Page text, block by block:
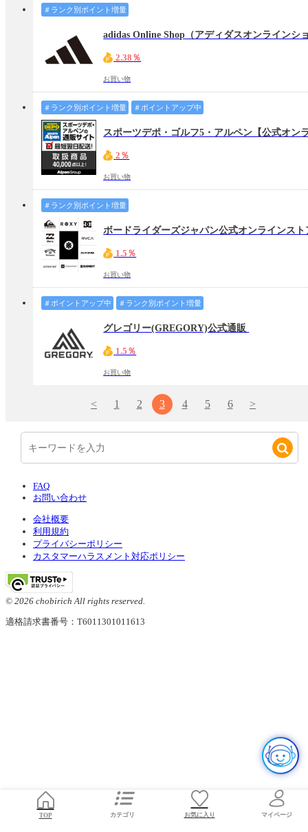
＃ランク別ポイント増量
2.38％
お買い物
＃ランク別ポイント増量 ＃ポイントアップ中
2％
お買い物
＃ランク別ポイント増量
ボードライダーズジャパン公式オンラインス
1.5％
お買い物
＃ポイントアップ中 ＃ランク別ポイント増量
グレゴリー(GREGORY)公式通販
1.5％
お買い物
< 1 2 3 4 5 6 >
FAQ
お問い合わせ
会社概要
利用規約
プライバシーポリシー
カスタマーハラスメント対応ポリシー
© 2026 chobirich All rights reserved.
適格請求書番号：T6011301011613
TOP お気に入り